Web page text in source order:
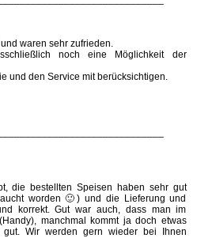
waren sehr zufrieden.
noch eine Möglichkeit der
und den Service mit berücksichtigen.
die bestellten Speisen haben sehr gut
worden 🙂) und die Lieferung und
korrekt. Gut war auch, dass man im
manchmal kommt ja doch etwas
Wir werden gern wieder bei Ihnen